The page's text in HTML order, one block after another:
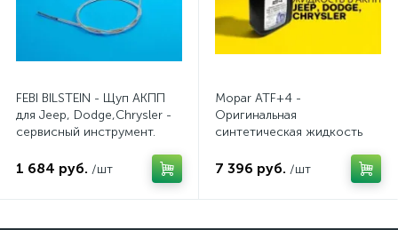
FEBI BILSTEIN - Щуп АКПП
для Jeep, Dodge,Chrysler -
сервисный инструмент.
1 684 руб. /шт
Mopar ATF+4 -
Оригинальная
синтетическая жидкость
7 396 руб. /шт